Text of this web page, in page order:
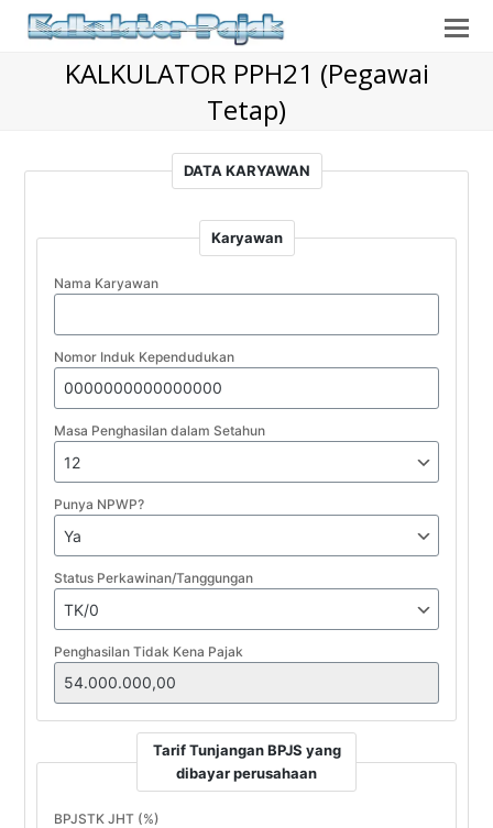
KALKULATOR PPH21 (Pegawai
Tetap)
DATA KARYAWAN
Karyawan
Nama Karyawan
Nomor Induk Kependudukan
Masa Penghasilan dalam Setahun
Punya NPWP?
Status Perkawinan/Tanggungan
Penghasilan Tidak Kena Pajak
Tarif Tunjangan BPJS yang
dibayar perusahaan
BPJSTK JHT (%)